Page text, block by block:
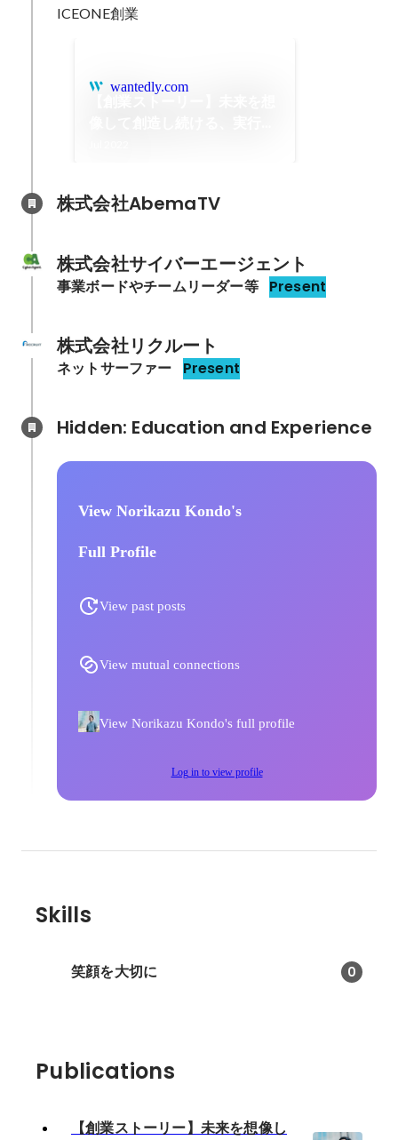
ICEONE創業
wantedly.com
株式会社AbemaTV
株式会社サイバーエージェント
事業ボードやチームリーダー等 Present
株式会社リクルート
ネットサーファー Present
View Norikazu Kondo's
Full Profile
View past posts
View mutual connections
View Norikazu Kondo's full profile
Log in to view profile
Skills
笑顔を大切に 0
Publications
【創業ストーリー】未来を想像し